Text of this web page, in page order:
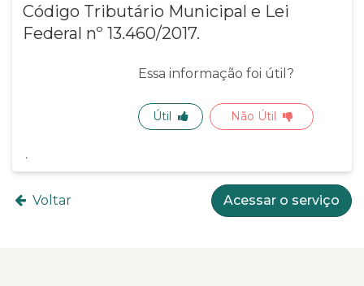
Código Tributário Municipal e Lei
Federal nº 13.460/2017.
Essa informação foi útil?
Útil Não Útil
Voltar Acessar o serviço